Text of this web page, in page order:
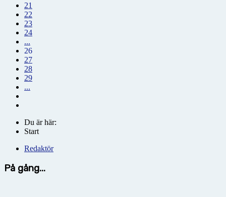
21
22
23
24
...
26
27
28
29
...
Du är här:
Start
Redaktör
På gång...